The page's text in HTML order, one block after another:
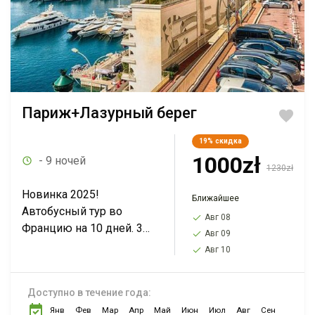
Париж+Лазурный берег
- 9 ночей
Новинка 2025!
Автобусный тур во
Францию на 10 дней. 3
Дополнительно можно
19% скидка
1000zł 1230zł
Ближайшее
Авг 08
Авг 09
Авг 10
Доступно в течение года:
Янв Фев Мар Апр Май Июн Июл Авг Сен